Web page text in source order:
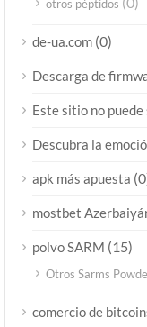
otros péptidos
de-ua.com (0)
Descarga de
Este sitio no
Descubra la
apk más apuesta
mostbet
polvo SARM (15)
Otros Sarms
comercio de